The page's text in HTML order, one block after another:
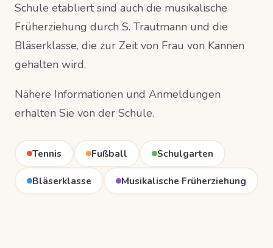
Schule etabliert sind auch die musikalische
Früherziehung durch S. Trautmann und die
Bläserklasse, die zur Zeit von Frau von Kannen
gehalten wird.
Nähere Informationen und Anmeldungen
erhalten Sie von der Schule.
Tennis Fußball Schulgarten
Bläserklasse Musikalische Früherziehung